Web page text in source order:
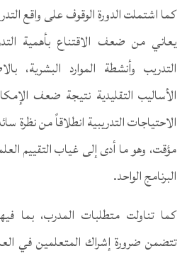
كما اشتملت الدورة الوقوف على واقع
يعاني من ضعف الاقتناع بأهمية
التدريب وأنشطة الموارد البشرية،
الأساليب التقليدية نتيجة ضعف
الاحتياجات التدريبية انطلاقاً من نظرة
مؤقت، وهو ما أدى إلى غياب التقييم
البرنامج الواحد.
كما تناولت متطلبات المدرب، بما
تتضمن ضرورة إشراك المتعلمين في